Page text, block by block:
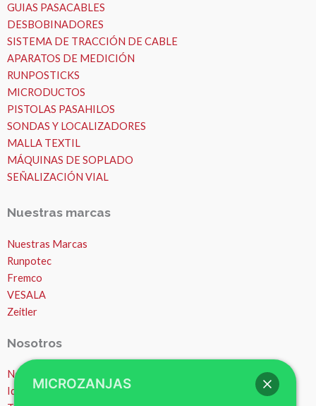
GUIAS PASACABLES
DESBOBINADORES
SISTEMA DE TRACCIÓN DE CABLE
APARATOS DE MEDICIÓN
RUNPOSTICKS
MICRODUCTOS
PISTOLAS PASAHILOS
SONDAS Y LOCALIZADORES
MALLA TEXTIL
MÁQUINAS DE SOPLADO
SEÑALIZACIÓN VIAL
Nuestras marcas
Nuestras Marcas
Runpotec
Fremco
VESALA
Zeitler
Nosotros
Nosotros
Ideas y consejos
MICROZANJAS